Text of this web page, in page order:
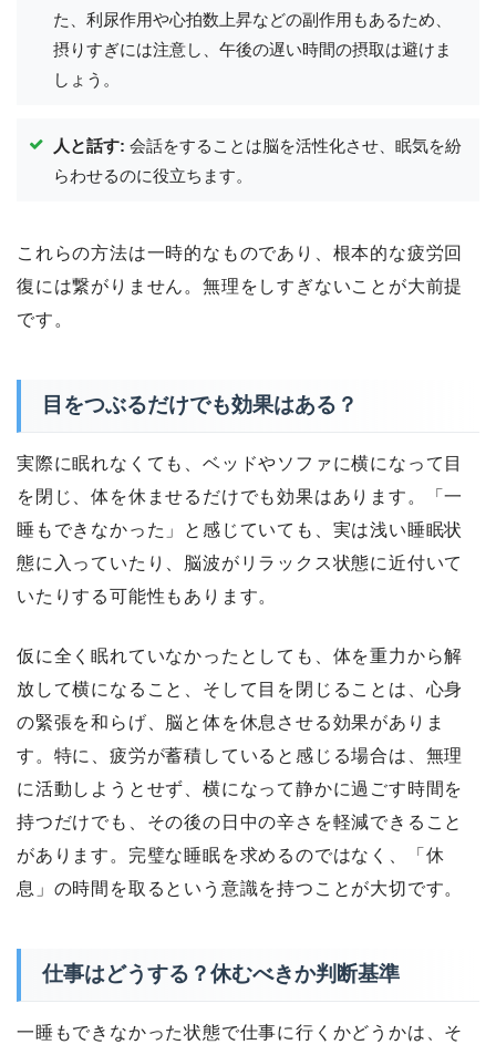
た、利尿作用や心拍数上昇などの副作用もあるため、
摂りすぎには注意し、午後の遅い時間の摂取は避けま
しょう。
人と話す: 会話をすることは脳を活性化させ、眠気を紛
らわせるのに役立ちます。
これらの方法は一時的なものであり、根本的な疲労回
復には繋がりません。無理をしすぎないことが大前提
です。
目をつぶるだけでも効果はある？
実際に眠れなくても、ベッドやソファに横になって目
を閉じ、体を休ませるだけでも効果はあります。「一
睡もできなかった」と感じていても、実は浅い睡眠状
態に入っていたり、脳波がリラックス状態に近付いて
いたりする可能性もあります。
仮に全く眠れていなかったとしても、体を重力から解
放して横になること、そして目を閉じることは、心身
の緊張を和らげ、脳と体を休息させる効果がありま
す。特に、疲労が蓄積していると感じる場合は、無理
に活動しようとせず、横になって静かに過ごす時間を
持つだけでも、その後の日中の辛さを軽減できること
があります。完璧な睡眠を求めるのではなく、「休
息」の時間を取るという意識を持つことが大切です。
仕事はどうする？休むべきか判断基準
一睡もできなかった状態で仕事に行くかどうかは、そ